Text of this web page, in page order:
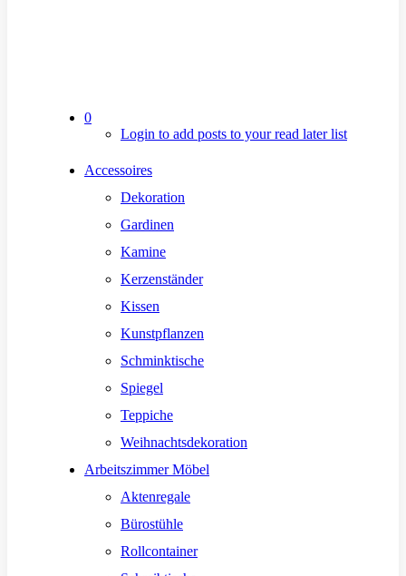
0
Login to add posts to your read later list
Accessoires
Dekoration
Gardinen
Kamine
Kerzenständer
Kissen
Kunstpflanzen
Schminktische
Spiegel
Teppiche
Weihnachtsdekoration
Arbeitszimmer Möbel
Aktenregale
Bürostühle
Rollcontainer